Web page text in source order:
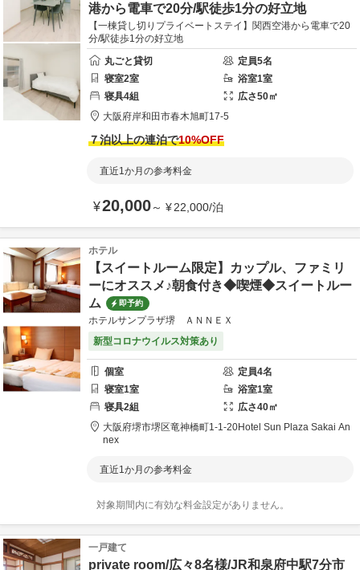
港から電車で20分/駅徒歩1分の好立地
【一棟貸し切りプライベートステイ】関西空港から電車で20
分/駅徒歩1分の好立地
丸ごと貸切
定員5名
寝室2室 浴室1室
寝具4組 広さ50㎡
大阪府岸和田市春木旭町17-5
７泊以上の連泊で10%OFF
直近1か月の参考料金
¥20,000～ ¥22,000/泊
ホテル
【スイートルーム限定】カップル、ファミリ
ーにオススメ♪朝食付き◆喫煙◆スイートルー
ム
即予約
ホテルサンプラザ堺 ＡＮＮＥＸ
新型コロナウイルス対策あり
個室 定員4名
寝室1室 浴室1室
寝具2組 広さ40㎡
大阪府堺市堺区竜神橋町1-1-20Hotel Sun Plaza Sakai An
nex
直近1か月の参考料金
対象期間内に有効な料金設定がありません。
一戸建て
private room/広々8名様/JR和泉府中駅7分市